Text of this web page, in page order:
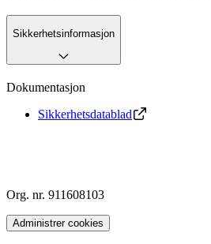
Sikkerhetsinformasjon
Dokumentasjon
Sikkerhetsdatablad
Org. nr. 911608103
Administrer cookies